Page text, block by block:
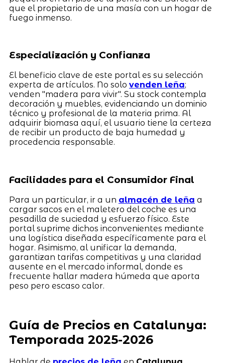
que el propietario de una masía con un hogar de
fuego inmenso.
Especialización y Confianza
El beneficio clave de este portal es su selección
experta de artículos. No solo venden leña;
venden "madera para vivir". Su stock contempla
decoración y muebles, evidenciando un dominio
técnico y profesional de la materia prima. Al
adquirir biomasa aquí, el usuario tiene la certeza
de recibir un producto de baja humedad y
procedencia responsable.
Facilidades para el Consumidor Final
Para un particular, ir a un almacén de leña a
cargar sacos en el maletero del coche es una
pesadilla de suciedad y esfuerzo físico. Este
portal suprime dichos inconvenientes mediante
una logística diseñada específicamente para el
hogar. Asimismo, al unificar la demanda,
garantizan tarifas competitivas y una claridad
ausente en el mercado informal, donde es
frecuente hallar madera húmeda que aporta
peso pero escaso calor.
Guía de Precios en Catalunya:
Temporada 2025-2026